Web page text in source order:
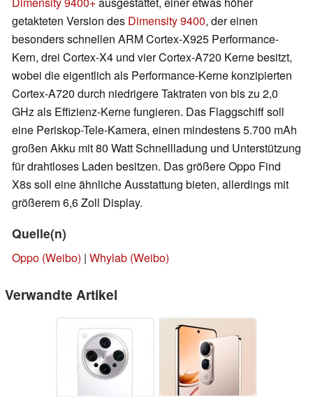
getakteten Version des Dimensity 9400, der einen
besonders schnellen ARM Cortex-X925 Performance-
Kern, drei Cortex-X4 und vier Cortex-A720 Kerne besitzt,
wobei die eigentlich als Performance-Kerne konzipierten
Cortex-A720 durch niedrigere Taktraten von bis zu 2,0
GHz als Effizienz-Kerne fungieren. Das Flaggschiff soll
eine Periskop-Tele-Kamera, einen mindestens 5.700 mAh
großen Akku mit 80 Watt Schnellladung und Unterstützung
für drahtloses Laden besitzen. Das größere Oppo Find
X8s soll eine ähnliche Ausstattung bieten, allerdings mit
größerem 6,6 Zoll Display.
Quelle(n)
Oppo (Weibo) | Whylab (Weibo)
Verwandte Artikel